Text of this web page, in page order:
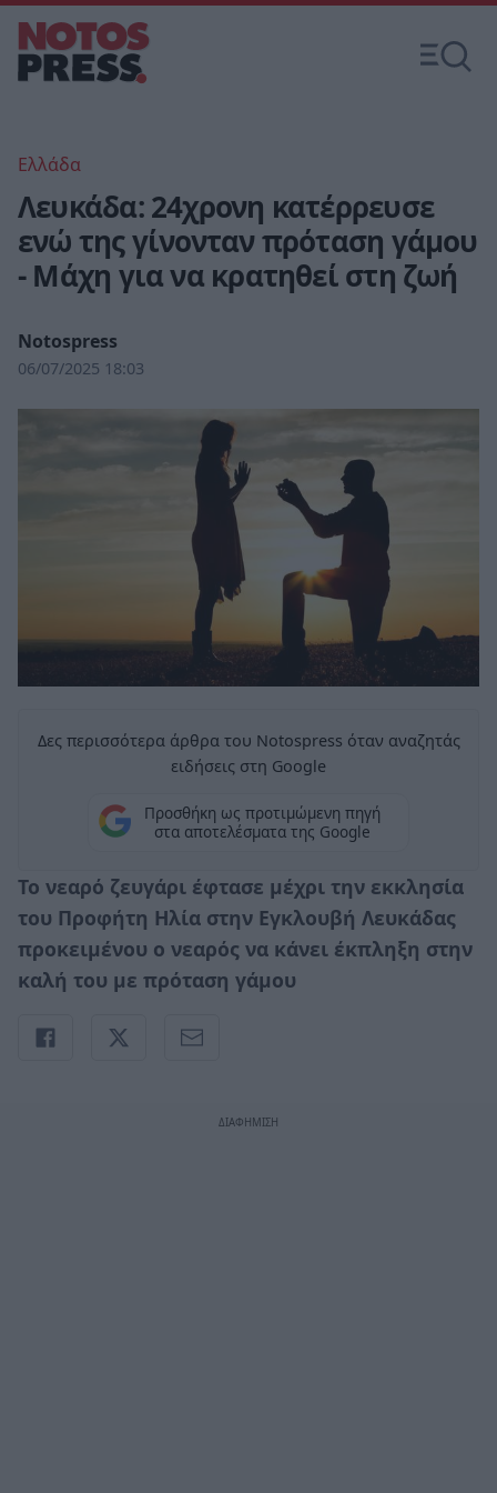
Ελλάδα
Λευκάδα: 24χρονη κατέρρευσε
ενώ της γίνονταν πρόταση γάμου
- Μάχη για να κρατηθεί στη ζωή
Notospress
06/07/2025 18:03
Δες περισσότερα άρθρα του Notospress όταν αναζητάς
ειδήσεις στη Google
Προσθήκη ως προτιμώμενη πηγή
στα αποτελέσματα της Google
Το νεαρό ζευγάρι έφτασε μέχρι την εκκλησία
του Προφήτη Ηλία στην Εγκλουβή Λευκάδας
προκειμένου ο νεαρός να κάνει έκπληξη στην
καλή του με πρόταση γάμου